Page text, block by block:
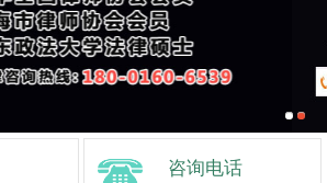
咨询电话